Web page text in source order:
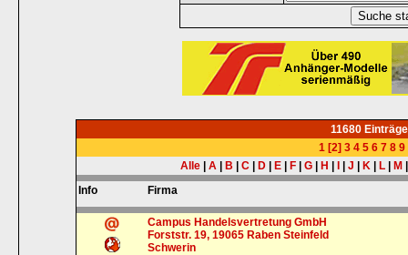
11680
1 [2] 3 4 5 6 7 8 9
Alle
A B C D E F G H J K L M
Info
Firma
Campus Handelsvertretung GmbH
Forststr. 19, 19065 Raben Steinfeld
Schwerin